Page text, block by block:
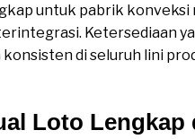
untuk pabrik
Ketersediaan
di seluruh lini
Loto